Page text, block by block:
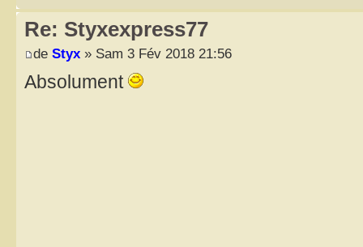
Re: Styxexpress77
de Styx » Sam 3 Fév 2018 21:56
Absolument